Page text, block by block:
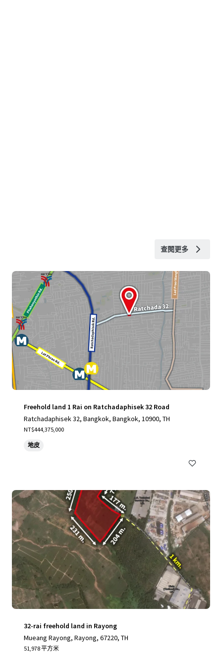
查閱更多
Freehold land 1 Rai on Ratchadaphisek 32 Road
Ratchadaphisek 32, Bangkok, Bangkok, 10900, TH
NT$444,375,000
地皮
32-rai freehold land in Rayong
Mueang Rayong, Rayong, 67220, TH
51,978 平方米